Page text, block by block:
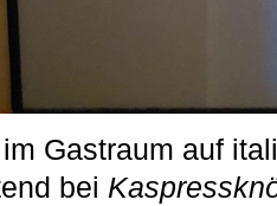
Gastraum auf
bei